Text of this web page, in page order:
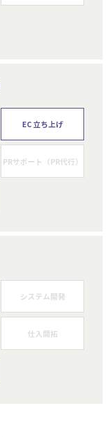
EC 立ち上げ
PRサポート（PR代行）
システム開発
仕入開拓